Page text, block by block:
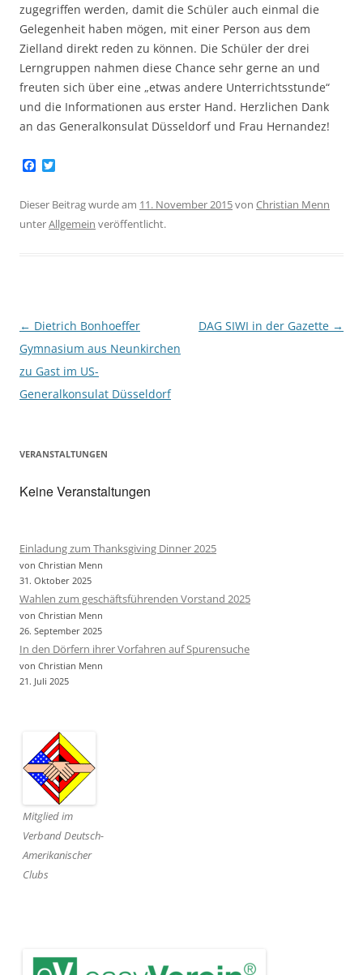
zugegriffen werden, damit die Schüler auch einmal die
Gelegenheit haben mögen, mit einer Person aus dem
Zielland direkt reden zu können. Die Schüler der drei
Lerngruppen nahmen diese Chance sehr gerne an und
freuten sich über eine „etwas andere Unterrichtsstunde“
und die Informationen aus erster Hand. Herzlichen Dank
an das Generalkonsulat Düsseldorf und Frau Hernandez!
e
o
t
t
e
Dieser Beitrag wurde am 11. November 2015von Christian Menn
unterAllgemein veröffentlicht.
Beitragsnavigation
← Dietrich Bonhoeffer
Gymnasium aus Neunkirchen
zu Gast im US-
Generalkonsulat Düsseldorf
DAG SIWI in der Gazette →
VERANSTALTUNGEN
Keine Veranstaltungen
Einladung zum Thanksgiving Dinner 2025
von Christian Menn
31. Oktober 2025
Wahlen zum geschäftsführenden Vorstand 2025
von Christian Menn
26. September 2025
In den Dörfern ihrer Vorfahren auf Spurensuche
von Christian Menn
21. Juli 2025
Mitglied im
Verband Deutsch-
Amerikanischer
Clubs